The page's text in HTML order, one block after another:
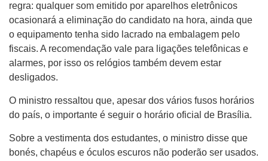
regra: qualquer som emitido por aparelhos eletrônicos
ocasionará a eliminação do candidato na hora, ainda que
o equipamento tenha sido lacrado na embalagem pelo
fiscais. A recomendação vale para ligações telefônicas e
alarmes, por isso os relógios também devem estar
desligados.
O ministro ressaltou que, apesar dos vários fusos horários
do país, o importante é seguir o horário oficial de Brasília.
Sobre a vestimenta dos estudantes, o ministro disse que
bonés, chapéus e óculos escuros não poderão ser usados.